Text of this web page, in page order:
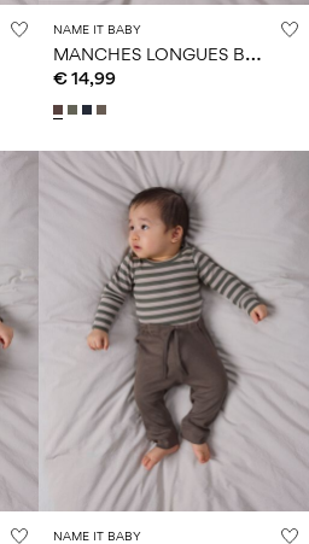
NAME IT BABY
M
ANCHES LONGUES BARBOTEUSE
€ 14,99
NAME IT BABY